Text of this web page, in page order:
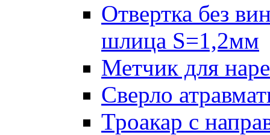
Отвертка без
шлица S=1,2мм
Метчик для
Сверло
Троакар с